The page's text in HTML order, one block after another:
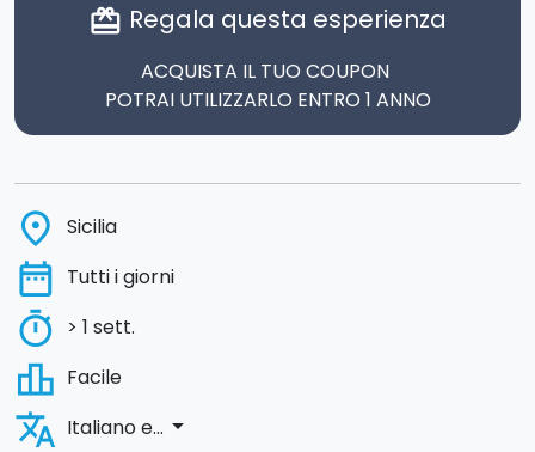
card_giftcard Regala questa esperienza
ACQUISTA IL TUO COUPON
POTRAI UTILIZZARLO ENTRO 1 ANNO
place Sicilia
date_range Tutti i giorni
timer > 1 sett.
leaderboard Facile
translate Italiano e... arrow_drop_down